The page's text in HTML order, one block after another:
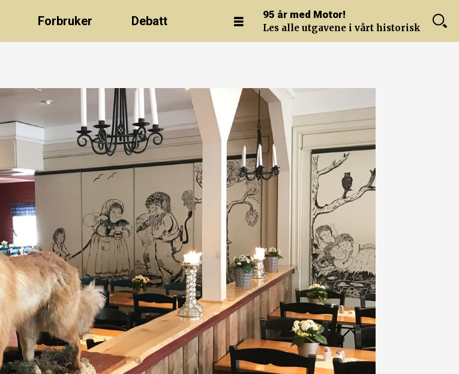
Forbruker Debatt 95 år med Motor!
Les alle utgavene i vårt historiske arkiv.